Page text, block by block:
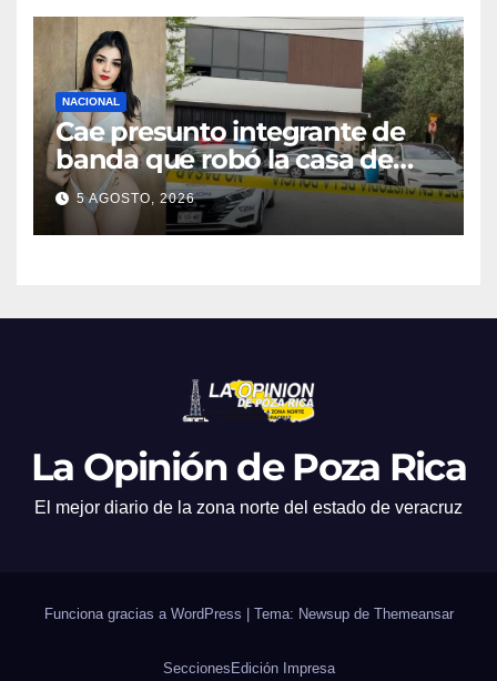
NACIONAL
Cae presunto integrante de
banda que robó la casa de
Karely Ruiz
5 AGOSTO, 2026
La Opinión de Poza Rica
El mejor diario de la zona norte del estado de veracruz
Funciona gracias a WordPress Tema: Newsup de Themeansar
SeccionesEdición Impresa